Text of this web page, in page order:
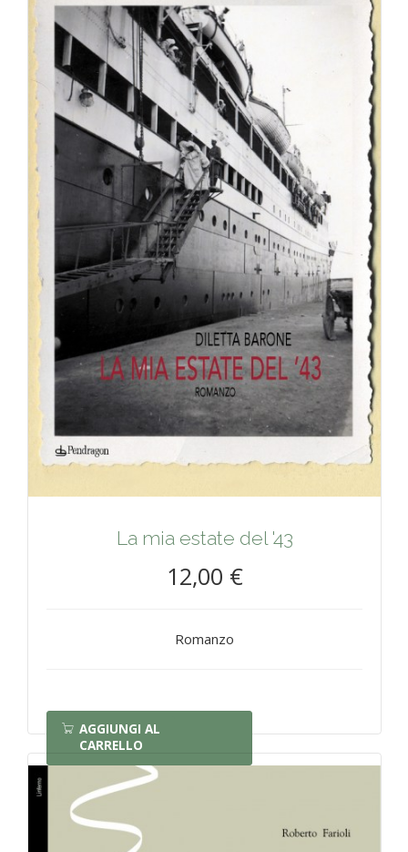
La mia estate del '43
12,00 €
Romanzo
AGGIUNGI AL
CARRELLO